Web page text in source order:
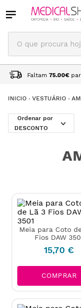
O que procura
Faltam 75.00€
VESTUÁRIO
DESCONTO
Meia para Coto
Fios DAW
15,70 €
COMPRAR